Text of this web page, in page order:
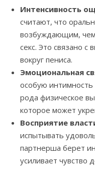
Интенсивность
считают, что
возбуждающим,
секс. Это связано с
вокруг пениса.
Эмоциональная
особую
рода физическое
которое может
Восприятие
испытывать
партнерша берет
усиливает чувство